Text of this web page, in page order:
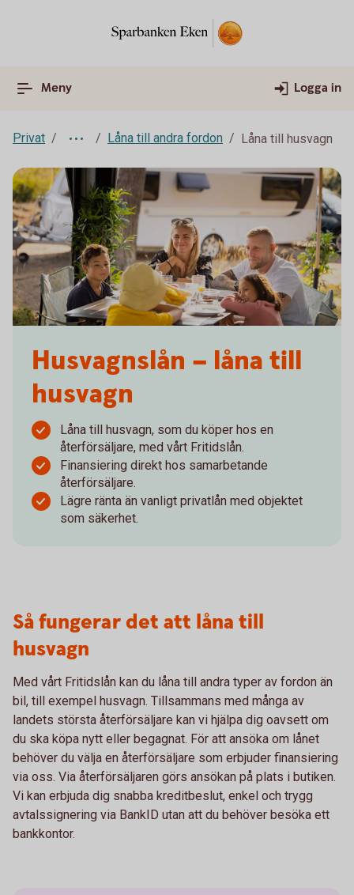
Meny Logga in
Privat Låna till andra fordon Låna till husvagn
Husvagnslån – låna till
husvagn
Låna till husvagn, som du köper hos en
återförsäljare, med vårt Fritidslån.
Finansiering direkt hos samarbetande
återförsäljare.
Lägre ränta än vanligt privatlån med objektet
som säkerhet.
Så fungerar det att låna till
husvagn
Med vårt Fritidslån kan du låna till andra typer av fordon än
bil, till exempel husvagn. Tillsammans med många av
landets största återförsäljare kan vi hjälpa dig oavsett om
du ska köpa nytt eller begagnat. För att ansöka om lånet
behöver du välja en återförsäljare som erbjuder finansiering
via oss. Via återförsäljaren görs ansökan på plats i butiken.
Vi kan erbjuda dig snabba kreditbeslut, enkel och trygg
avtalssignering via BankID utan att du behöver besöka ett
bankkontor.